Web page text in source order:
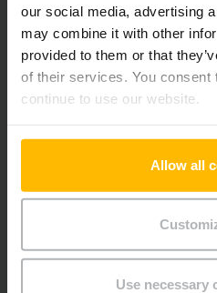
our social media, advertising
may combine it with other
provided to them or that
of their services. You consent
continue to use our website.
Allow all
Use necessary
Der Zwischenverkauf ist vorbehalten.
Der folgende Abschnitt
Zusammenfassung der
Technische Daten